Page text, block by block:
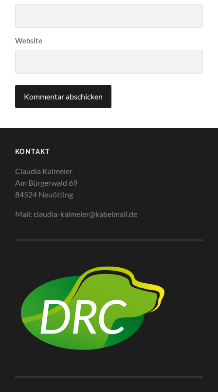
Website
KONTAKT
Claudia Kalmeier
Am Bürgerwald 69
84524 Neuötting
Mail: claudia-kalmeier@kabelmail.de